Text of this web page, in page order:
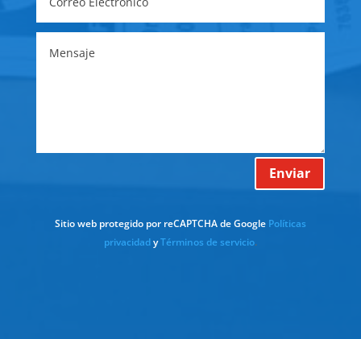
Enviar
Sitio web protegido por reCAPTCHA de Google Políticas
privacidadyTérminos de servicio.